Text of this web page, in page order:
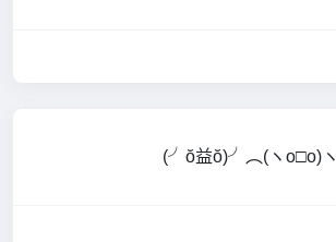
(╯ŏ益ŏ)╯︵(ヽo□o)ヽ